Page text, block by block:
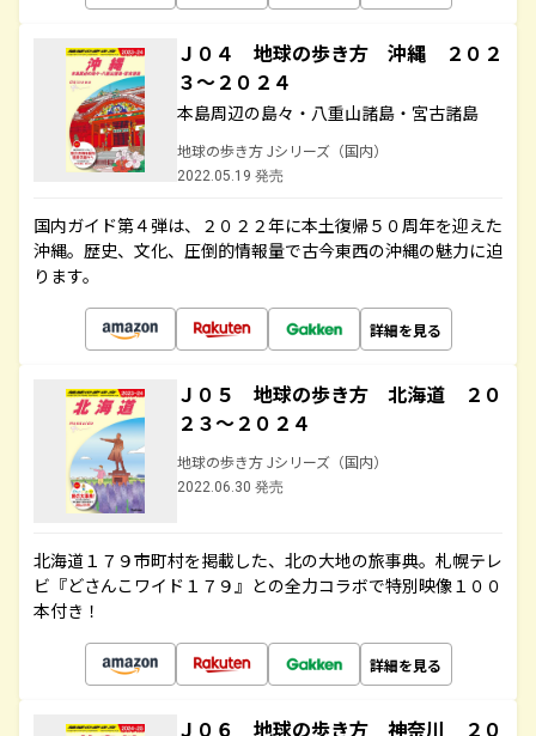
Ｊ０４ 地球の歩き方 沖縄 ２０２
３～２０２４
本島周辺の島々・八重山諸島・宮古諸島
地球の歩き方 Jシリーズ（国内）
2022.05.19 発売
国内ガイド第４弾は、２０２２年に本土復帰５０周年を迎えた
沖縄。歴史、文化、圧倒的情報量で古今東西の沖縄の魅力に迫
ります。
詳細を見る
Ｊ０５ 地球の歩き方 北海道 ２０
２３～２０２４
地球の歩き方 Jシリーズ（国内）
2022.06.30 発売
北海道１７９市町村を掲載した、北の大地の旅事典。札幌テレ
ビ『どさんこワイド１７９』との全力コラボで特別映像１００
本付き！
詳細を見る
Ｊ０６ 地球の歩き方 神奈川 ２０